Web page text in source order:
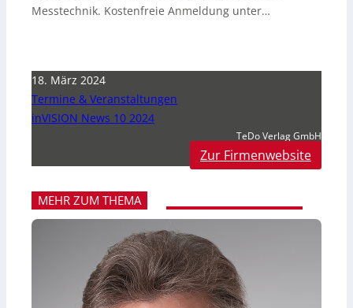
Messtechnik. Kostenfreie Anmeldung unter…
18. März 2024
Termine & Veranstaltungen
inVISION News 10 2024
TeDo Verlag GmbH
Zur Firmenwebsite
MEHR ZUM THEMA